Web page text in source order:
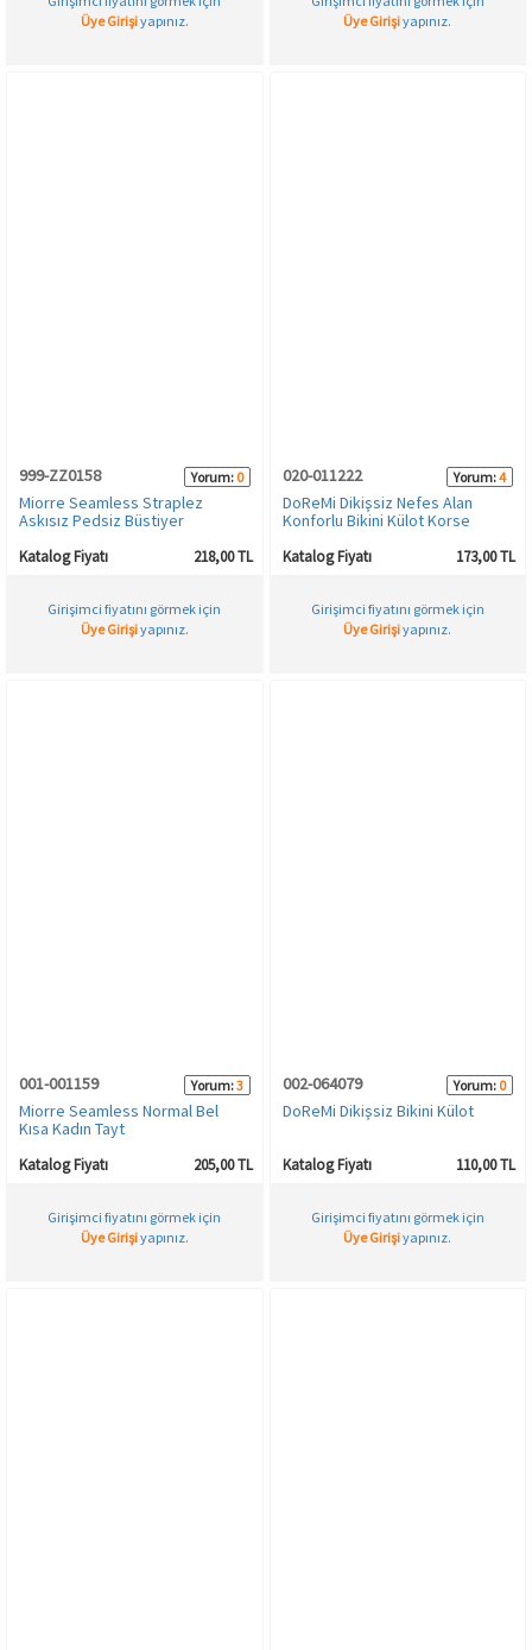
Üye Girişiyapınız.
Üye Girişiyapınız.
999-ZZ0158 Yorum: 0
Miorre Seamless Straplez
Askısız Pedsiz Büstiyer
Katalog Fiyatı 218,00 TL
Girişimci fiyatını görmek için
Üye Girişiyapınız.
020-011222 Yorum:4
DoReMi Dikişsiz Nefes Alan
Konforlu Bikini Külot Korse
Katalog Fiyatı 173,00 TL
Girişimci fiyatını görmek için
Üye Girişiyapınız.
001-001159 Yorum:3
Miorre Seamless Normal Bel
Kısa Kadın Tayt
Katalog Fiyatı 205,00 TL
Girişimci fiyatını görmek için
Üye Girişiyapınız.
002-064079 Yorum: 0
DoReMi Dikişsiz Bikini Külot
Katalog Fiyatı 110,00 TL
Girişimci fiyatını görmek için
Üye Girişiyapınız.